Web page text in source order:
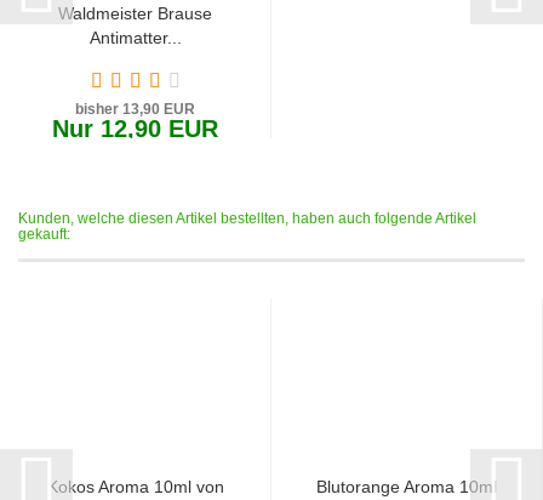
Waldmeister Brause
Antimatter...
bisher 13,90 EUR
Nur 12,90 EUR
Kunden, welche diesen Artikel bestellten, haben auch folgende Artikel
gekauft:
Kokos Aroma 10ml von
Blutorange Aroma 10ml